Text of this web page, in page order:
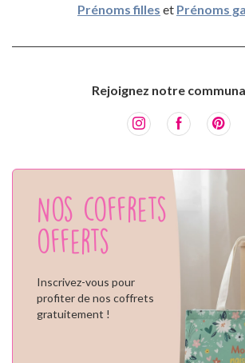
Prénoms filles et Prénoms
Rejoignez notre
Nos coffrets
offerts
Inscrivez-vous pour
profiter de nos coffrets
gratuitement !